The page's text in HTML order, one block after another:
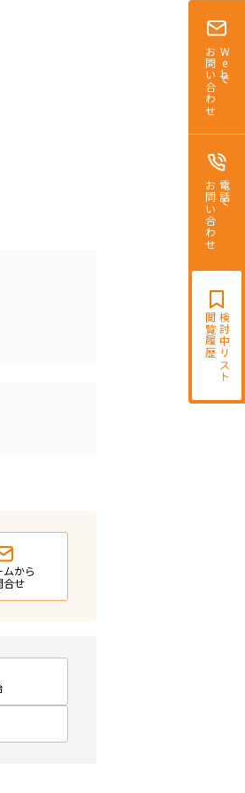
Webで
お問い合わせ
電話で
お問い合わせ
検討中リスト
閲覧履歴
ムから
合せ